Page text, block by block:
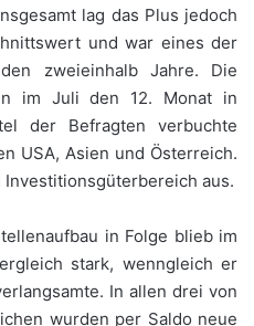
lag das Plus jedoch
und war eines der
zweieinhalb Jahre. Die
im Juli den 12. Monat in
der Befragten verbuchte
USA, Asien und Österreich.
aus.
in Folge blieb im
stark, wenngleich er
In allen drei von
wurden per Saldo neue